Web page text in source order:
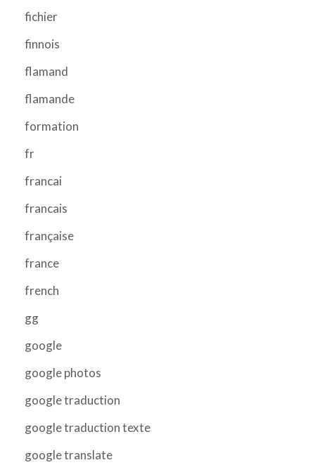
fichier
finnois
flamand
flamande
formation
fr
francai
francais
française
france
french
gg
google
google photos
google traduction
google traduction texte
google translate